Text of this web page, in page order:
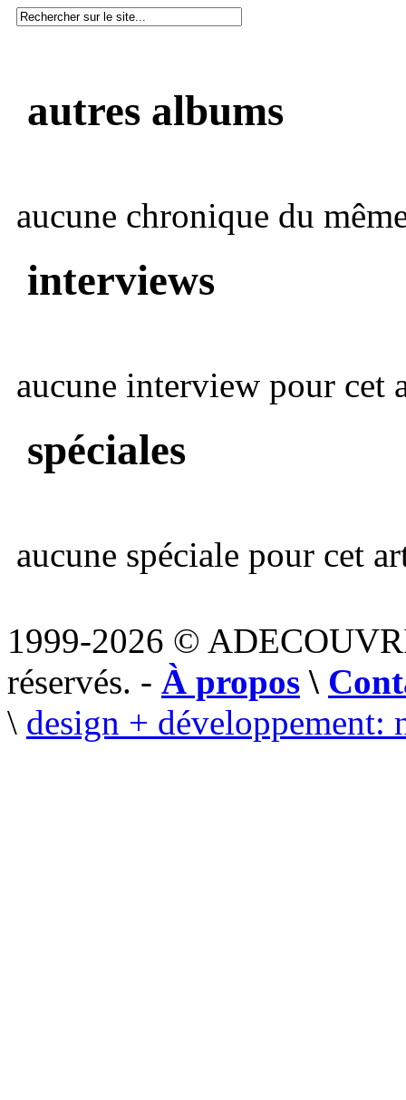
autres albums
aucune chronique du
interviews
aucune interview pour cet
spéciales
aucune spéciale pour cet
1999-2026 ©
réservés. - À propos \
\ design + développement: